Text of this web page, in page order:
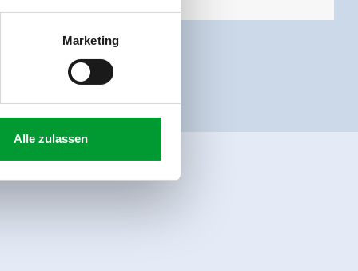
Marketing
Alle zulassen